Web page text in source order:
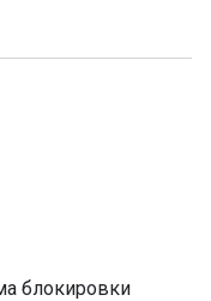
блокировки